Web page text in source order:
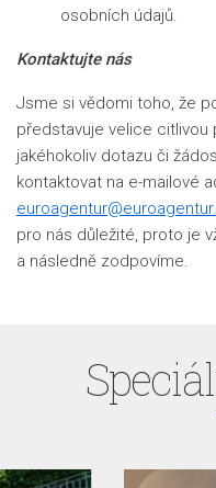
osobních údajů.
Kontaktujte nás
Jsme si vědomi toho, že
představuje velice citlivou
jakéhokoliv dotazu či
kontaktovat na e-mailové
pro nás důležité, proto je
a následně zodpovíme.